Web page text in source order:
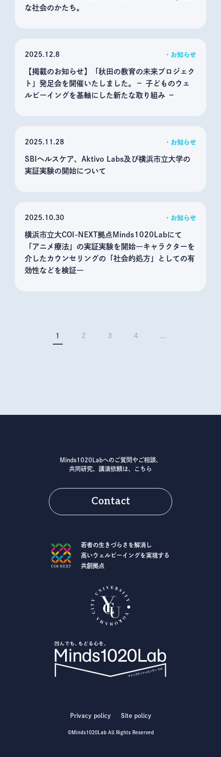
な社会のかたち。
2025 12.8 お知らせ
【掲載のお知らせ】「秋田の教育の未来プロジェク
ト」発足会を開催いたしました。－ 子どものウェ
ルビーイングを基軸にした新たな取り組み －
2025 11.28 お知らせ
SBIヘルスケア、Aktivo Labs及び横浜市立大学の
実証実験の開始について
2025 10.30 お知らせ
横浜市立大COI-NEXT拠点Minds1020Labにて
「アニメ療法」の実証実験を開始―キャラクターを
介したカウンセリングの「社会的処方」としての有
効性などを検証―
1 2 3 4 ...
Minds1020Labへのご質問やご相談、
共同研究、講演依頼は、こちら
Contact
若者の生きづらさを解消し
高いウェルビーイングを実現する
共創拠点
Privacy policy Site policy
©Minds1020Lab All Rights Reserved